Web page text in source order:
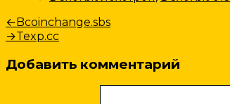
Навигация
по
записям
←Предыдущая
запись:
Bcoinchange.sbs
→Следующая
Texp.cc
Добавить комментарий